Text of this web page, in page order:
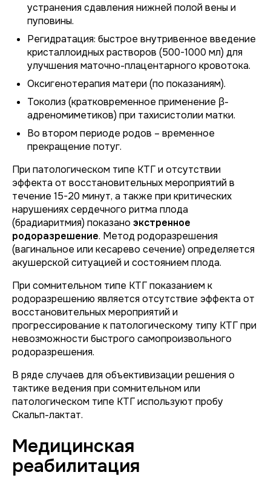
устранения сдавления нижней полой вены и
пуповины.
Регидратация: быстрое внутривенное введение
кристаллоидных растворов (500-1000 мл) для
улучшения маточно-плацентарного кровотока.
Оксигенотерапия матери (по показаниям).
Токолиз (кратковременное применение β-
адреномиметиков) при тахисистолии матки.
Во втором периоде родов – временное
прекращение потуг.
При патологическом типе КТГ и отсутствии
эффекта от восстановительных мероприятий в
течение 15-20 минут, а также при критических
нарушениях сердечного ритма плода
(брадиаритмия) показано экстренное
родоразрешение. Метод родоразрешения
(вагинальное или кесарево сечение) определяется
акушерской ситуацией и состоянием плода.
При сомнительном типе КТГ показанием к
родоразрешению является отсутствие эффекта от
восстановительных мероприятий и
прогрессирование к патологическому типу КТГ при
невозможности быстрого самопроизвольного
родоразрешения.
В ряде случаев для объективизации решения о
тактике ведения при сомнительном или
патологическом типе КТГ используют пробу
Скальп-лактат.
Медицинская
реабилитация